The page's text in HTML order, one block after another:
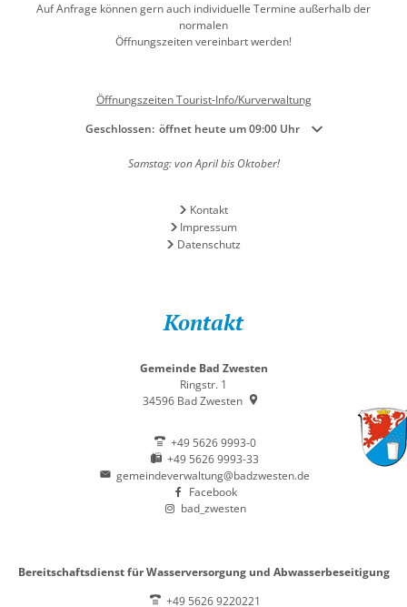
Auf Anfrage können gern auch individuelle Termine außerhalb der
normalen
Öffnungszeiten vereinbart werden!
Öffnungszeiten Tourist-Info/Kurverwaltung
Klicken, um weitere Öffnungs- oder Schließzeiten auszublenden
Geschlossen: öffnet heute um 09:00 Uhr
Samstag: von April bis Oktober!
Kontakt
Impressum
Datenschutz
Kontakt
Gemeinde Bad Zwesten
Ringstr. 1
34596 Bad Zwesten
+49 5626 9993-0
+49 5626 9993-33
gemeindeverwaltung@badzwesten.de
Facebook
bad_zwesten
Bereitschaftsdienst für Wasserversorgung und Abwasserbeseitigung
+49 5626 9220221